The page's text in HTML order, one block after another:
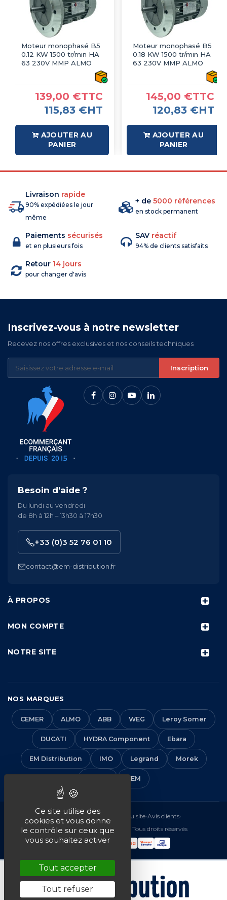
Moteur monophasé B5
0.12 KW 1500 tr/min HA
63 230V MMP ALMO
139,00 €TTC
115,83 €HT
AJOUTER AU
PANIER
Moteur monophasé B5
0.18 KW 1500 tr/min HA
63 230V MMP ALMO
145,00 €TTC
120,83 €HT
AJOUTER AU
PANIER
Livraison rapide
90% expédiées le jour
même
+ de 5000 références
en stock permanent
Paiements sécurisés
et en plusieurs fois
SAV réactif
94% de clients satisfaits
Retour 14 jours
pour changer d'avis
Inscrivez-vous à notre newsletter
Recevez nos offres exclusives et nos conseils techniques
Inscription
À PROPOS
MON COMPTE
NOTRE SITE
Besoin d'aide ?
Du lundi au vendredi
de 8h à 12h – 13h30 à 17h30
+33 (0)3 52 76 01 10
contact@em-distribution.fr
NOS MARQUES
CEMER ALMO ABB WEG Leroy Somer
DUCATI HYDRA Component Ebara
EM Distribution IMO Legrand Morek
VEM
Mentions légales•CGV Plan du site•Avis clients•
© 2016-2026 EM Distribution - Tous droits réservés
Ce site utilise des
cookies et vous donne
le contrôle sur ceux que
vous souhaitez activer
Tout accepter
Tout refuser